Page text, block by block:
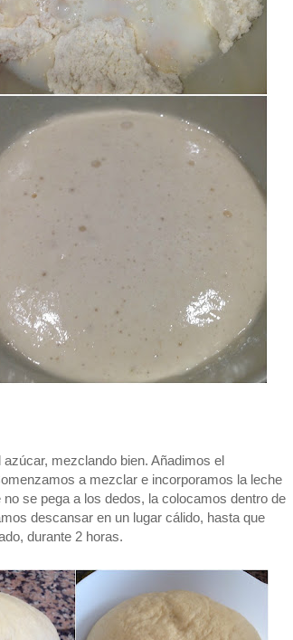
mezclando bien. Añadimos el
a mezclar e incorporamos la leche
se pega a los dedos, la colocamos dentro de
descansar en un lugar cálido, hasta que
durante 2 horas.